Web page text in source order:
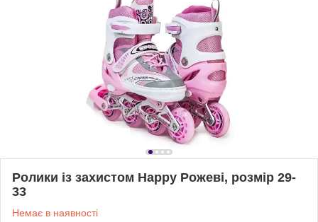
Ролики із захистом Happy Рожеві, розмір 29-
33
Немає в наявності